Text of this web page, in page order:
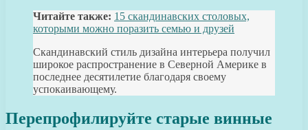
Читайте также: 15 скандинавских столовых,
которыми можно поразить семью и друзей
Скандинавский стиль дизайна интерьера получил
широкое распространение в Северной Америке в
последнее десятилетие благодаря своему
успокаивающему.
Перепрофилируйте старые винные